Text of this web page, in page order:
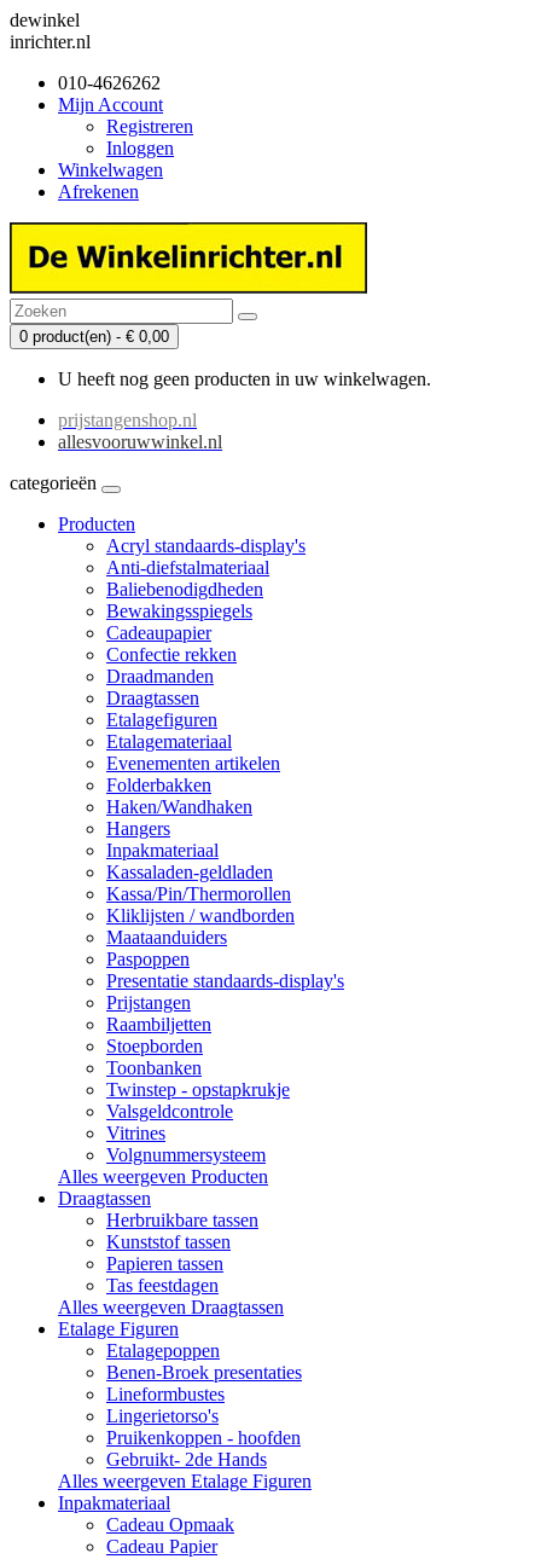
dewinkel
inrichter.nl
010-4626262
Mijn Account
Registreren
Inloggen
Winkelwagen
Afrekenen
0 product(en) - € 0,00
U heeft nog geen producten in uw winkelwagen.
prijstangenshop.nl
allesvooruwwinkel.nl
categorieën
Producten
Acryl standaards-display's
Anti-diefstalmateriaal
Baliebenodigdheden
Bewakingsspiegels
Cadeaupapier
Confectie rekken
Draadmanden
Draagtassen
Etalagefiguren
Etalagemateriaal
Evenementen artikelen
Folderbakken
Haken/Wandhaken
Hangers
Inpakmateriaal
Kassaladen-geldladen
Kassa/Pin/Thermorollen
Kliklijsten / wandborden
Maataanduiders
Paspoppen
Presentatie standaards-display's
Prijstangen
Raambiljetten
Stoepborden
Toonbanken
Twinstep - opstapkrukje
Valsgeldcontrole
Vitrines
Volgnummersysteem
Alles weergeven Producten
Draagtassen
Herbruikbare tassen
Kunststof tassen
Papieren tassen
Tas feestdagen
Alles weergeven Draagtassen
Etalage Figuren
Etalagepoppen
Benen-Broek presentaties
Lineformbustes
Lingerietorso's
Pruikenkoppen - hoofden
Gebruikt- 2de Hands
Alles weergeven Etalage Figuren
Inpakmateriaal
Cadeau Opmaak
Cadeau Papier